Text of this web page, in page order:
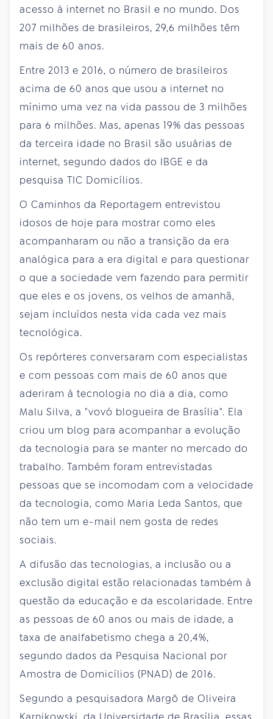
acesso à internet no Brasil e no mundo. Dos
207 milhões de brasileiros, 29,6 milhões têm
mais de 60 anos.
Entre 2013 e 2016, o número de brasileiros
acima de 60 anos que usou a internet no
mínimo uma vez na vida passou de 3 milhões
para 6 milhões. Mas, apenas 19% das pessoas
da terceira idade no Brasil são usuárias de
internet, segundo dados do IBGE e da
pesquisa TIC Domicílios.
O Caminhos da Reportagem entrevistou
idosos de hoje para mostrar como eles
acompanharam ou não a transição da era
analógica para a era digital e para questionar
o que a sociedade vem fazendo para permitir
que eles e os jovens, os velhos de amanhã,
sejam incluídos nesta vida cada vez mais
tecnológica.
Os repórteres conversaram com especialistas
e com pessoas com mais de 60 anos que
aderiram à tecnologia no dia a dia, como
Malu Silva, a "vovó blogueira de Brasília". Ela
criou um blog para acompanhar a evolução
da tecnologia para se manter no mercado do
trabalho. Também foram entrevistadas
pessoas que se incomodam com a velocidade
da tecnologia, como Maria Leda Santos, que
não tem um e-mail nem gosta de redes
sociais.
A difusão das tecnologias, a inclusão ou a
exclusão digital estão relacionadas também à
questão da educação e da escolaridade. Entre
as pessoas de 60 anos ou mais de idade, a
taxa de analfabetismo chega a 20,4%,
segundo dados da Pesquisa Nacional por
Amostra de Domicílios (PNAD) de 2016.
Segundo a pesquisadora Margô de Oliveira